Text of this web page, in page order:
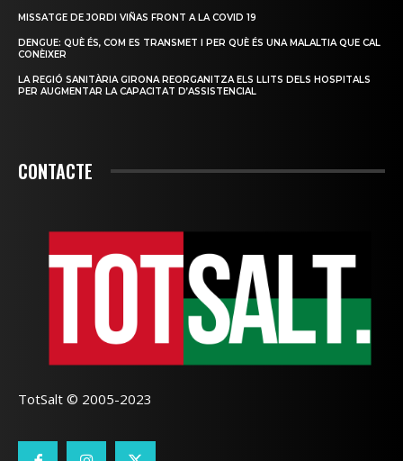
MISSATGE DE JORDI VIÑAS FRONT A LA COVID 19
DENGUE: QUÈ ÉS, COM ES TRANSMET I PER QUÈ ÉS UNA MALALTIA QUE CAL
CONÈIXER
LA REGIÓ SANITÀRIA GIRONA REORGANITZA ELS LLITS DELS HOSPITALS
PER AUGMENTAR LA CAPACITAT D’ASSISTENCIAL
CONTACTE
TotSalt © 2005-2023